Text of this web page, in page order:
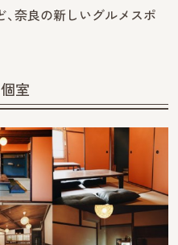
奈良の新しいグルメスポ
室